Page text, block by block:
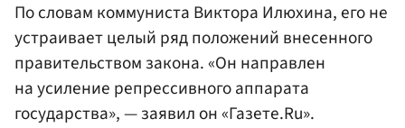
По словам коммуниста Виктора Илюхина, его не
устраивает целый ряд положений внесенного
правительством закона. «Он направлен
на усиление репрессивного аппарата
государства», — заявил он «Газете.Ru».